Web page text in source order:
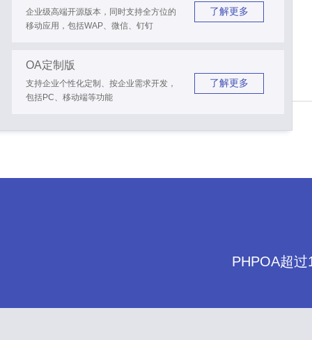
企业级高端开源版本，同时支持全方位的
移动应用，包括WAP、微信、钉钉
了解更多
OA定制版
支持企业个性化定制、按企业需求开发，
包括PC、移动端等功能
了解更多
PHPOA超